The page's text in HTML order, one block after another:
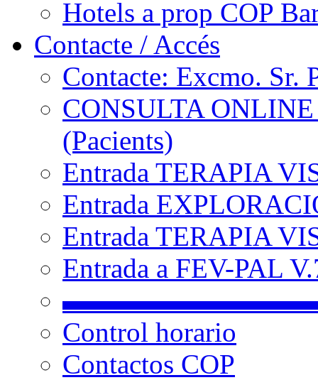
Hotels a prop COP
Contacte / Accés
Contacte: Excmo. Sr.
CONSULTA
(Pacients)
Entrada TERAPIA
Entrada
Entrada TERAPIA
Entrada a FEV-PAL
Control horario
Contactos COP